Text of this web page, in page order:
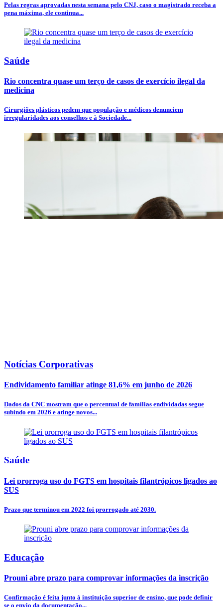
Pelas regras aprovadas nesta semana pelo CNJ, caso o magistrado receba a
pena máxima, ele continua...
Saúde
Rio concentra quase um terço de casos de exercício ilegal da
medicina
Cirurgiões plásticos pedem que população e médicos denunciem
irregularidades aos conselhos e à Sociedade...
Notícias Corporativas
Endividamento familiar atinge 81,6% em junho de 2026
Dados da CNC mostram que o percentual de famílias endividadas segue
subindo em 2026 e atinge novos...
Saúde
Lei prorroga uso do FGTS em hospitais filantrópicos ligados ao
SUS
Prazo que terminou em 2022 foi prorrogado até 2030.
Educação
Prouni abre prazo para comprovar informações da inscrição
Confirmação é feita junto à instituição superior de ensino, que pode definir
se o envio da documentação...